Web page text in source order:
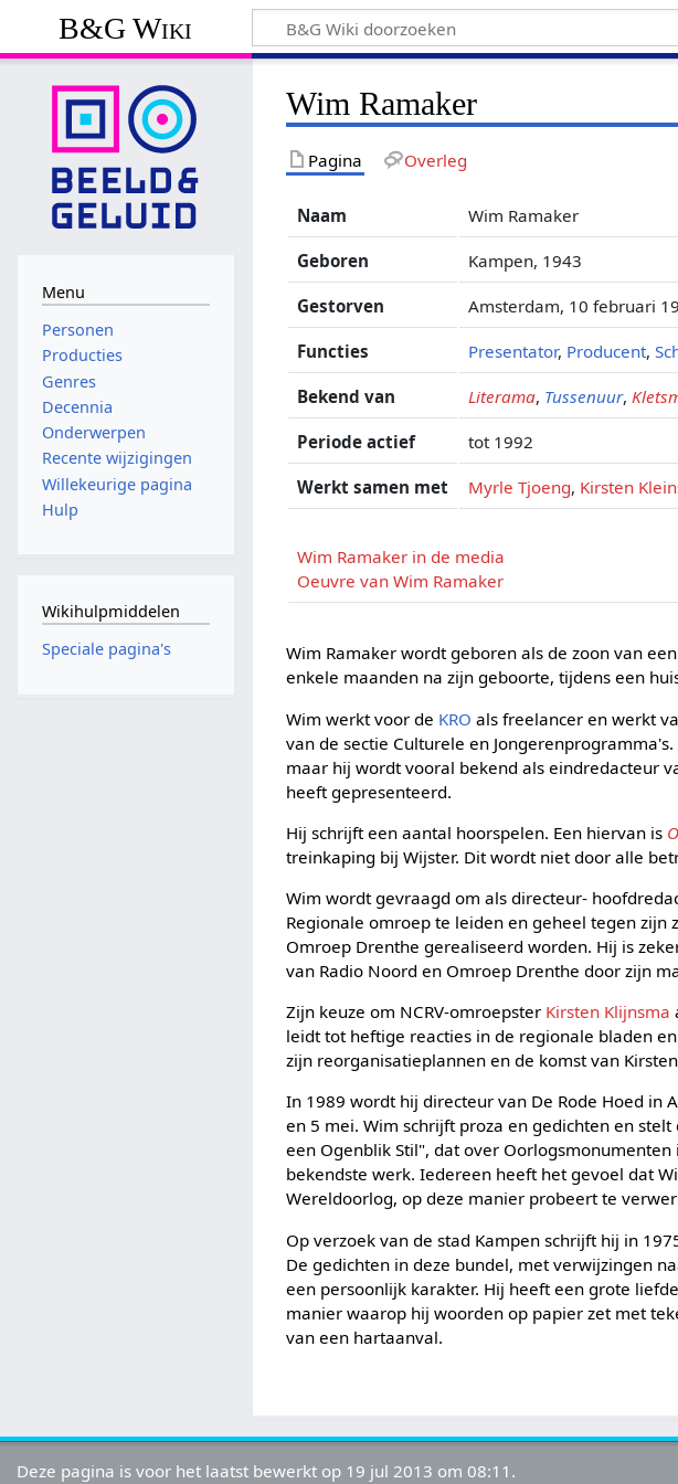
B&G Wiki
Wim Ramaker
Pagina Overleg
Naam Wim Ramaker
Geboren Kampen, 1943
Gestorven Amsterdam, 10 februari
Functies Presentator, Producent,
Bekend van Literama, Tussenuur,
Periode actief tot 1992
Werkt samen met Myrle Tjoeng, Kirsten
Wim Ramaker in de media
Oeuvre van Wim Ramaker
Wim Ramaker wordt geboren als de zoon van
enkele maanden na zijn geboorte, tijdens een
Wim werkt voor de KRO als freelancer en werkt
van de sectie Culturele en
maar hij wordt vooral bekend als eindredacteur
heeft gepresenteerd.
Hij schrijft een aantal hoorspelen. Een hiervan is
treinkaping bij Wijster. Dit wordt niet door alle
Wim wordt gevraagd om als directeur-
Regionale omroep te leiden en geheel tegen zijn
Omroep Drenthe gerealiseerd worden. Hij is
van Radio Noord en Omroep Drenthe door zijn
Zijn keuze om NCRV-omroepster Kirsten Klijnsma
leidt tot heftige reacties in de regionale bladen
zijn reorganisatieplannen en de komst van
In 1989 wordt hij directeur van De Rode Hoed in
en 5 mei. Wim schrijft proza en gedichten en
een Ogenblik Stil", dat over
bekendste werk. Iedereen heeft het gevoel dat
Wereldoorlog, op deze manier probeert te
Op verzoek van de stad Kampen schrijft hij in
De gedichten in deze bundel, met verwijzingen
een persoonlijk karakter. Hij heeft een grote
manier waarop hij woorden op papier zet met
van een hartaanval.
Menu
Personen
Producties
Genres
Decennia
Onderwerpen
Recente wijzigingen
Willekeurige pagina
Hulp
Wikihulpmiddelen
Speciale pagina's
Deze pagina is voor het laatst bewerkt op 19 jul 2013 om 08:11.